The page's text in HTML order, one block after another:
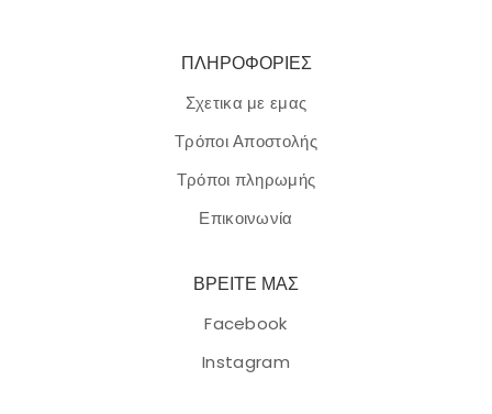
ΠΛΗΡΟΦΟΡΙΕΣ
Σχετικα με εμας
Τρόποι Αποστολής
Τρόποι πληρωμής
Επικοινωνία
ΒΡΕΙΤΕ ΜΑΣ
Facebook
Instagram